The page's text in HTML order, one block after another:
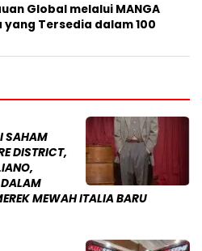
Global melalui MANGA
yang Tersedia dalam 100
SAHAM
DISTRICT,
MEWAH ITALIA BARU